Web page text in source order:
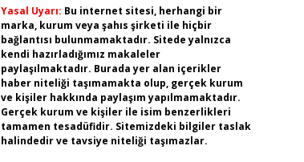
Yasal Uyarı: Bu internet sitesi, herhangi bir
marka, kurum veya şahıs şirketi ile hiçbir
bağlantısı bulunmamaktadır. Sitede yalnızca
kendi hazırladığımız makaleler
paylaşılmaktadır. Burada yer alan içerikler
haber niteliği taşımamakta olup, gerçek kurum
ve kişiler hakkında paylaşım yapılmamaktadır.
Gerçek kurum ve kişiler ile isim benzerlikleri
tamamen tesadüfidir. Sitemizdeki bilgiler taslak
halindedir ve tavsiye niteliği taşımazlar.